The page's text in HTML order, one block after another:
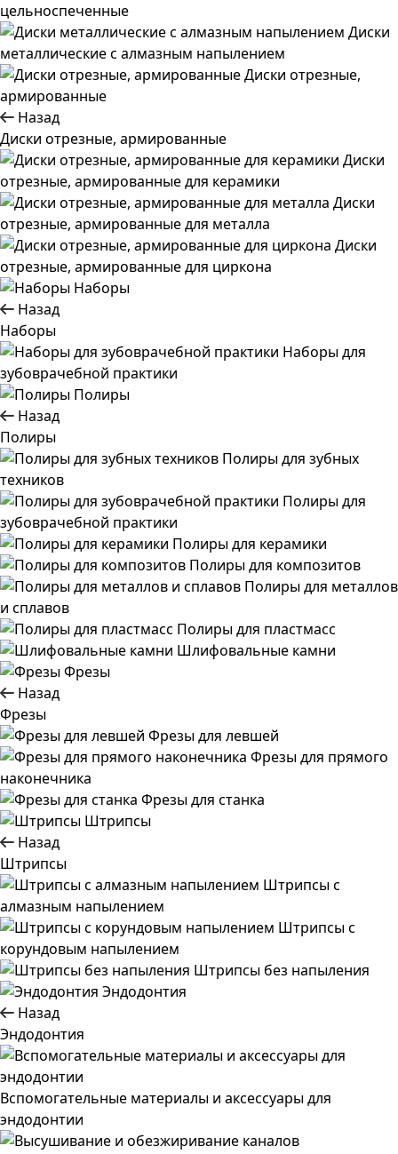
цельноспеченные
Диски
металлические с алмазным напылением
Диски отрезные,
армированные
Назад
Диски отрезные, армированные
Диски
отрезные, армированные для керамики
Диски
отрезные, армированные для металла
Диски
отрезные, армированные для циркона
Наборы
Назад
Наборы
Наборы для
зубоврачебной практики
Полиры
Назад
Полиры
Полиры для зубных
техников
Полиры для
зубоврачебной практики
Полиры для керамики
Полиры для композитов
Полиры для металлов
и сплавов
Полиры для пластмасс
Шлифовальные камни
Фрезы
Назад
Фрезы
Фрезы для левшей
Фрезы для прямого
наконечника
Фрезы для станка
Штрипсы
Назад
Штрипсы
Штрипсы c
алмазным напылением
Штрипсы c
корундовым напылением
Штрипсы без напыления
Эндодонтия
Назад
Эндодонтия
Вспомогательные материалы и аксессуары для
эндодонтии